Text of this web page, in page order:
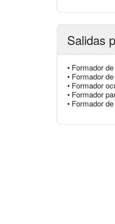
Salidas
• Formador
• Formador
• Formador
• Formador
• Formador